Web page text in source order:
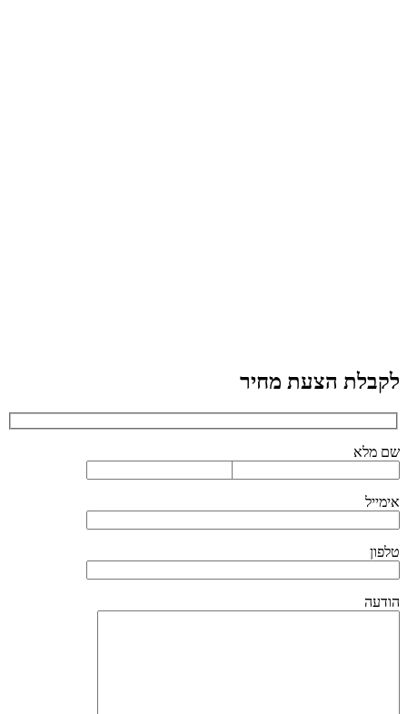
לקבלת הצעת מחיר
שם מלא
אימייל
טלפון
הודעה